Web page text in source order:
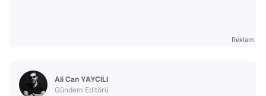
Reklam
Ali Can YAYCILI
Gündem Editörü